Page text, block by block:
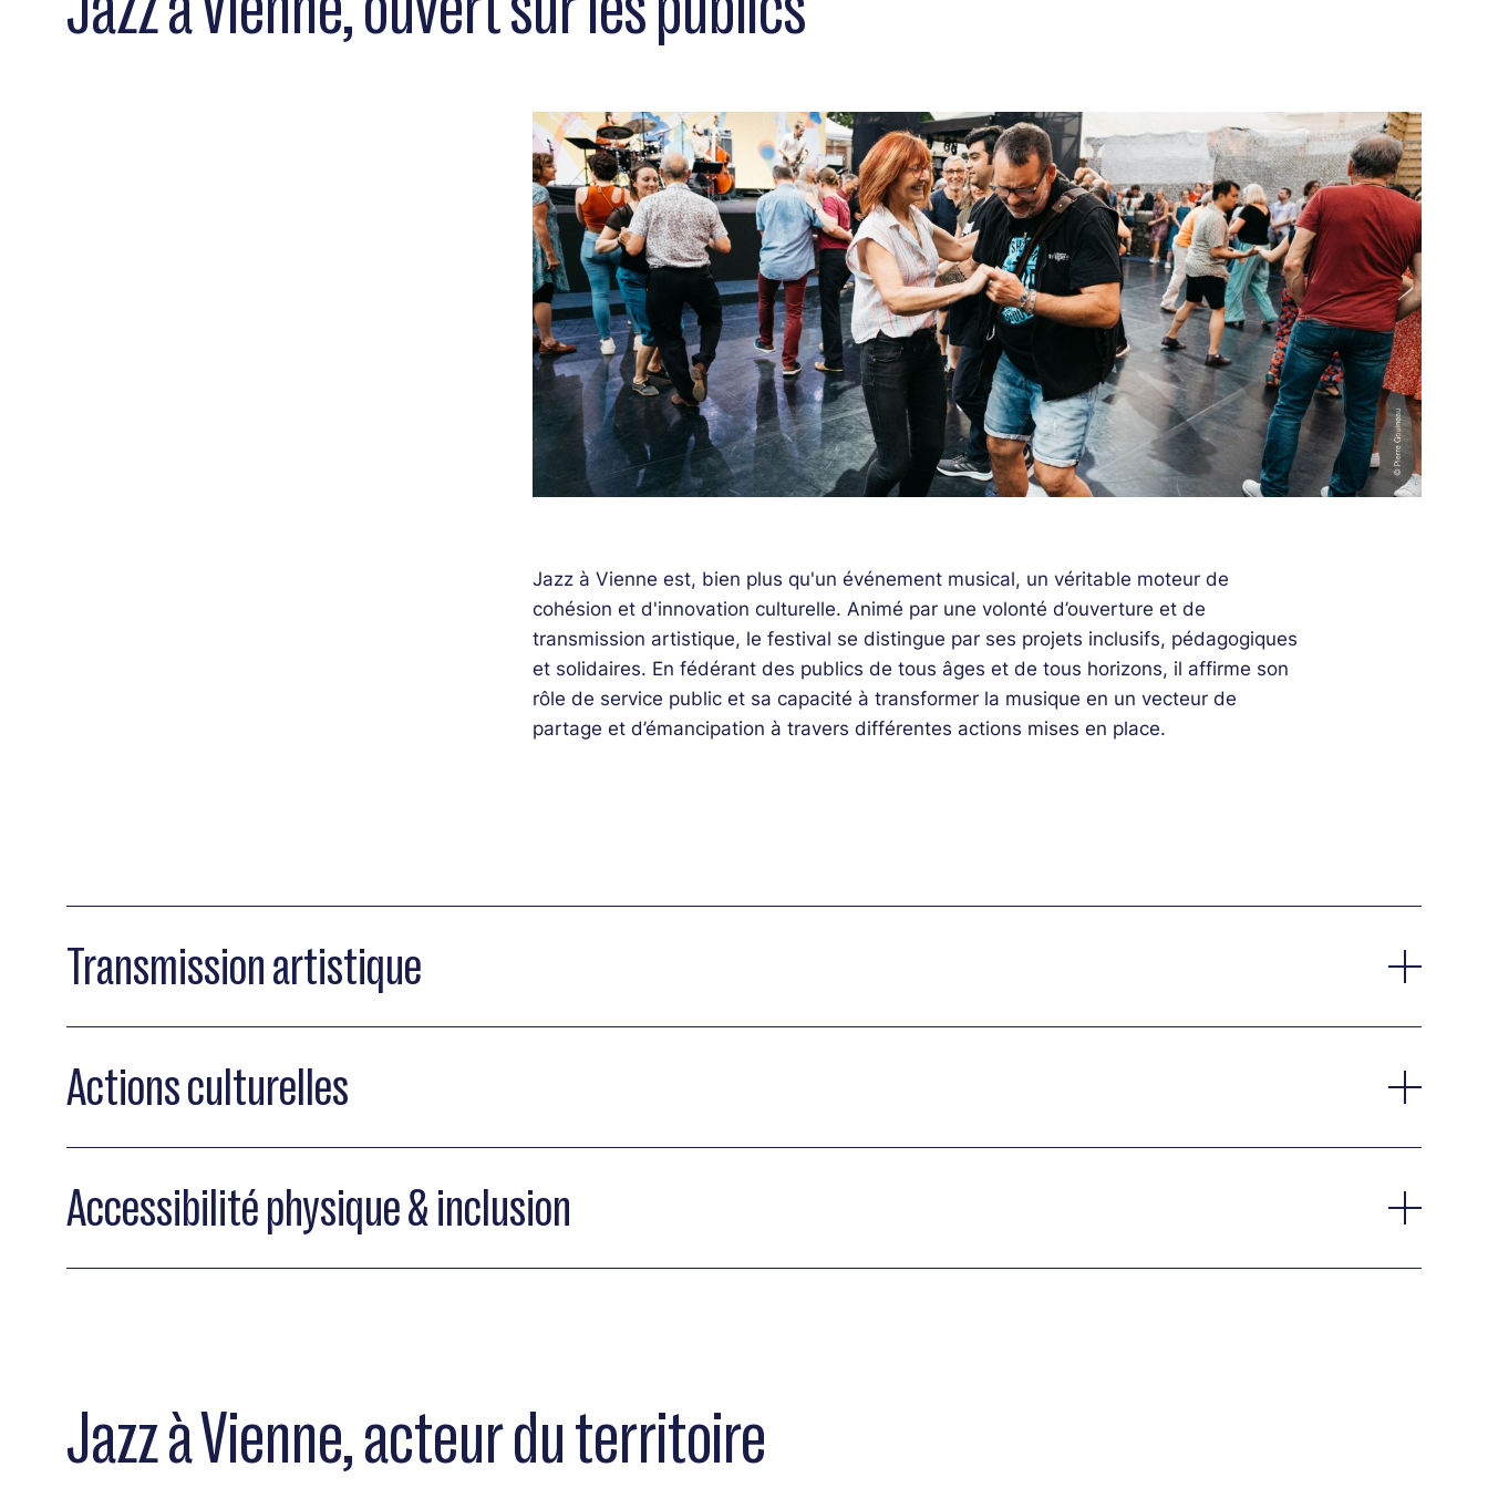
Jazz à Vienne est, bien plus qu'un événement musical, un véritable moteur de
cohésion et d'innovation culturelle. Animé par une volonté d’ouverture et de
transmission artistique, le festival se distingue par ses projets inclusifs, pédagogiques
et solidaires. En fédérant des publics de tous âges et de tous horizons, il affirme son
rôle de service public et sa capacité à transformer la musique en un vecteur de
partage et d’émancipation à travers différentes actions mises en place.
Transmission artistique
Actions culturelles
Accessibilité physique & inclusion
Jazz à Vienne, acteur du territoire